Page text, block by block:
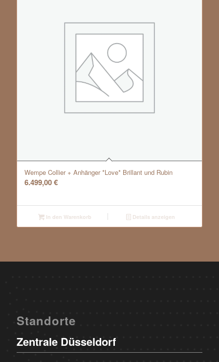
Wempe Collier + Anhänger *Love* Brillant und Rubin
6.499,00€
In den Warenkorb Details anzeigen
Standorte
Zentrale Düsseldorf